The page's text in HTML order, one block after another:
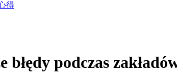
得
błędy podczas